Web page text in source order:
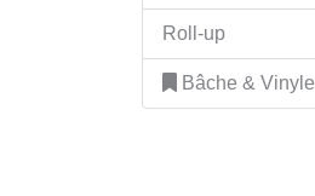
Roll-up
Bâche & Vinyle